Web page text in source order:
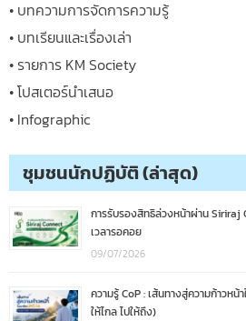
• บทความการจัดการความรู้
• บทเรียนและเรื่องเล่า
• รายการ KM Society
• โปสเตอร์นำเสนอ
• Infographic
ชุมชนนักปฏิบัติ (ล่าสุด)
การรับรองสิทธิล่วงหน้าผ่าน Siriraj
เวลารอคอย
09/07/2026
ความรู้ CoP : เส้นทางสู่ความก้าวห
ให้ไกล ไปให้ถึง)